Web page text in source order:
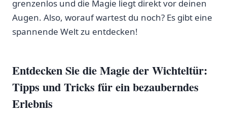
grenzenlos und die Magie liegt direkt ⁢vor deinen
Augen. Also, worauf wartest du noch? Es gibt eine
spannende Welt zu entdecken!
Entdecken Sie die Magie der​ Wichteltür:
Tipps und Tricks für ein ⁣bezauberndes
Erlebnis